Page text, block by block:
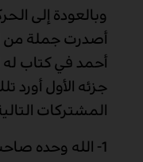
وبالعودة إلى
أصدرت جملة من
أحمد في كتاب
جزئه الأول أورد
المشتركات
1-
الله وحده